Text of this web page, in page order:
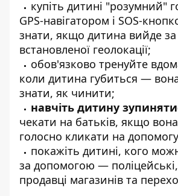
купіть дитині "розумний"
GPS-навігатором і SOS-
знати, якщо дитина вийде
встановленої геолокації;
обов'язково тренуйте
коли дитина губиться —
знати, як чинити;
навчіть дитину
чекати на батьків, якщо
голосно кликати на
покажіть дитині, кого
за допомогою —
продавці магазинів та